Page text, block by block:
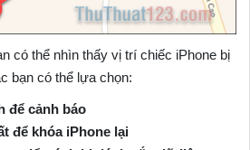
có thể nhìn thấy vị trí chiếc iPhone bị
bạn có thể lựa chọn:
để cảnh báo
để khóa iPhone lại